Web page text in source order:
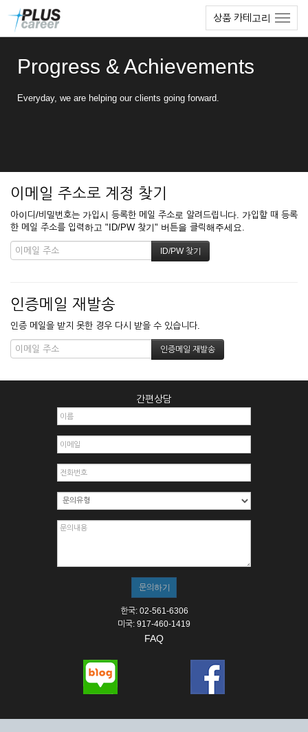
상품 카테고리
Progress & Achievements
Everyday, we are helping our clients going forward.
이메일 주소로 계정 찾기
아이디/비밀번호는 가입시 등록한 메일 주소로 알려드립니다. 가입할 때 등록
한 메일 주소를 입력하고 "ID/PW 찾기" 버튼을 클릭해주세요.
인증메일 재발송
인증 메일을 받지 못한 경우 다시 받을 수 있습니다.
간편상담
한국: 02-561-6306
미국: 917-460-1419
FAQ